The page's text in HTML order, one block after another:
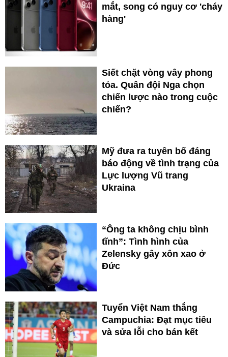
mắt, song có nguy cơ 'cháy
hàng'
Siết chặt vòng vây phong
tỏa. Quân đội Nga chọn
chiến lược nào trong cuộc
chiến?
Mỹ đưa ra tuyên bố đáng
báo động về tình trạng của
Lực lượng Vũ trang
Ukraina
“Ông ta không chịu bình
tĩnh”: Tình hình của
Zelensky gây xôn xao ở
Đức
Tuyển Việt Nam thắng
Campuchia: Đạt mục tiêu
và sửa lỗi cho bán kết